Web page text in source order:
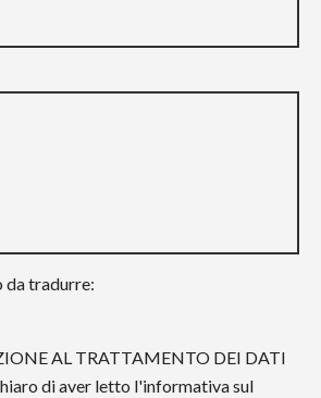
da tradurre:
AL TRATTAMENTO DEI DATI
di aver letto l'informativa sul